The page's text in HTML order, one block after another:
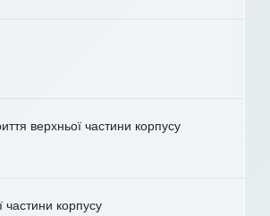
верхньої частини корпусу
частини корпусу